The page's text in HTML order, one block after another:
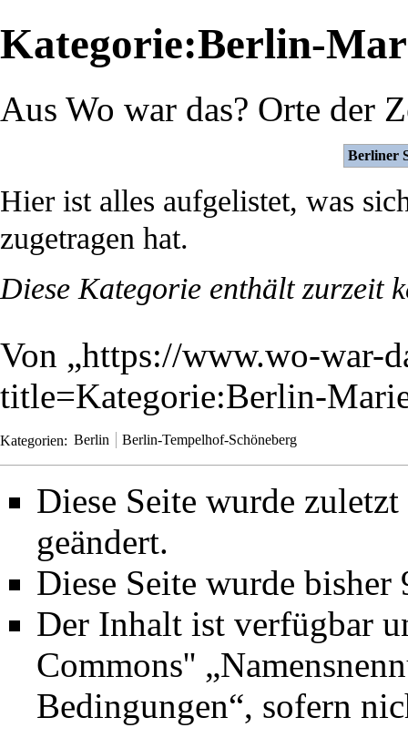
Kategorie:Berlin-
Aus Wo war das? Orte der
Berliner
Hier ist alles aufgelistet, was
zugetragen hat.
Diese Kategorie enthält zurzeit
Von „https://www.wo-war-
title=Kategorie:Berlin-
Kategorien: Berlin Berlin-Tempelhof-Schöneberg
Diese Seite wurde
geändert.
Diese Seite wurde bisher
Der Inhalt ist verfügbar
Commons''
Bedingungen“, sofern